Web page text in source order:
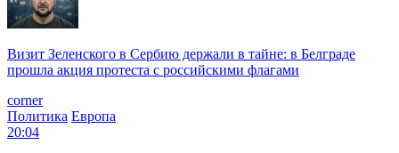
Визит Зеленского в Сербию держали в тайне: в Белграде
прошла акция протеста с российскими флагами
corner
Политика Европа
20:04